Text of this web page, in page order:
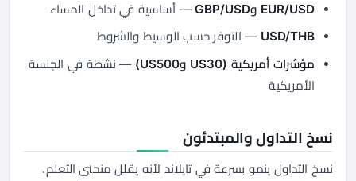
EUR/USD وGBP/USD
— أساسية في تداخل المساء
USD/THB — التوفر حسب الوسيط والشروط
مؤشرات أمريكية (US30 وUS500)
— نشطة في الجلسة
الأمريكية
نسخ التداول والمبتدئون
نسخ التداول ينمو بسرعة في تايلاند لأنه يقلل منحنى التعلم.